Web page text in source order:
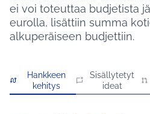
ei voi toteuttaa budjetista
eurolla, lisättiin summa
alkuperäiseen budjettiin.
Hankkeen
kehitys
Sisällytetyt
ideat